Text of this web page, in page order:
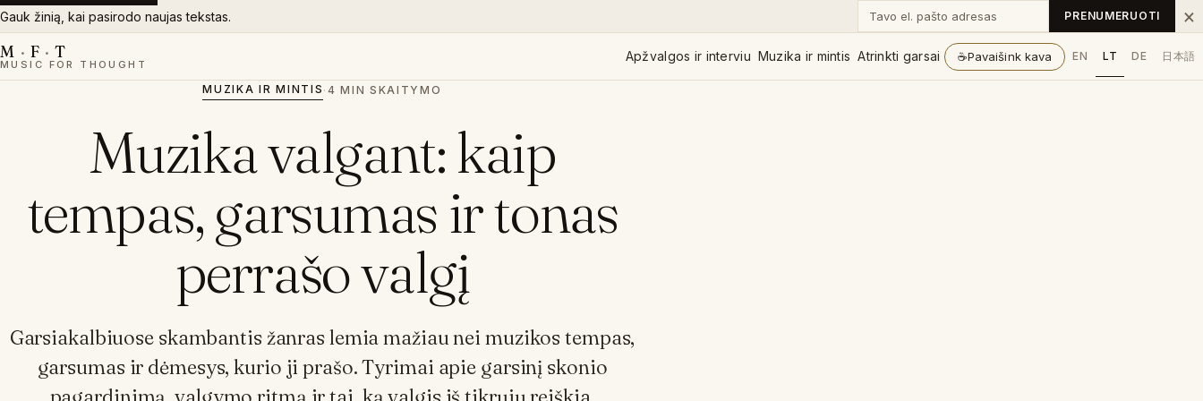
Gauk žinią, kai pasirodo naujas tekstas. Tavo el. pašto adresas PRENUMERUOTI ×
M · F · T
MUSIC FOR THOUGHT
Apžvalgos ir interviu Muzika ir mintis Atrinkti garsai ☕Pavaišink kava EN LT DE 日本語
MUZIKA IR MINTIS ·4 MIN SKAITYMO
Muzika valgant: kaip
tempas, garsumas ir tonas
perrašo valgį
Garsiakalbiuose skambantis žanras lemia mažiau nei muzikos tempas,
garsumas ir dėmesys, kurio ji prašo. Tyrimai apie garsinį skonio